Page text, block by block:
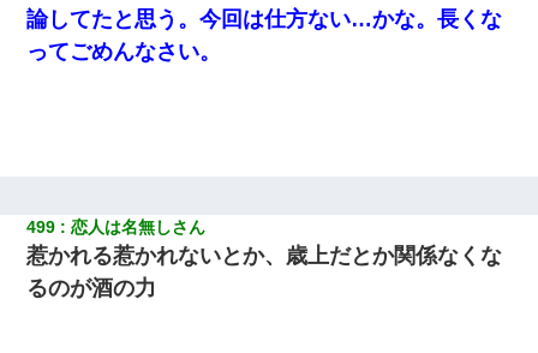
論してたと思う。今回は仕方ない…かな。長くな
ってごめんなさい。
499 恋人は名無しさん
惹かれる惹かれないとか、歳上だとか関係なくな
るのが酒の力